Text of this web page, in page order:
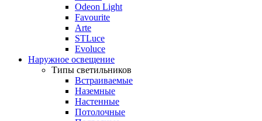
Odeon Light
Favourite
Arte
STLuce
Evoluce
Наружное освещение
Типы светильников
Встраиваемые
Наземные
Настенные
Потолочные